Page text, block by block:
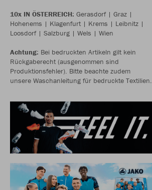
10x IN ÖSTERREICH: Gerasdorf | Graz |
Hohenems | Klagenfurt | Krems | Leibnitz |
Loosdorf | Salzburg | Wels | Wien
Achtung: Bei bedruckten Artikeln gilt kein
Rückgaberecht (ausgenommen sind
Produktionsfehler). Bitte beachte zudem
unsere Waschanleitung für bedruckte Textilien.